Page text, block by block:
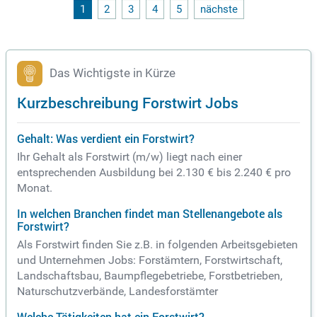
Arbeitsweg stressfrei und nachhaltig. Bewerbe dich jetzt!
1 2 3 4 5 nächste
Das Wichtigste in Kürze
Kurzbeschreibung Forstwirt Jobs
Gehalt: Was verdient ein Forstwirt?
Ihr Gehalt als Forstwirt (m/w) liegt nach einer
entsprechenden Ausbildung bei 2.130 € bis 2.240 € pro
Monat.
In welchen Branchen findet man Stellenangebote als
Forstwirt?
Als Forstwirt finden Sie z.B. in folgenden Arbeitsgebieten
und Unternehmen Jobs: Forstämtern, Forstwirtschaft,
Landschaftsbau, Baumpflegebetriebe, Forstbetrieben,
Naturschutzverbände, Landesforstämter